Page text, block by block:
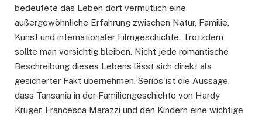
bedeutete das Leben dort vermutlich eine
außergewöhnliche Erfahrung zwischen Natur, Familie,
Kunst und internationaler Filmgeschichte. Trotzdem
sollte man vorsichtig bleiben. Nicht jede romantische
Beschreibung dieses Lebens lässt sich direkt als
gesicherter Fakt übernehmen. Seriös ist die Aussage,
dass Tansania in der Familiengeschichte von Hardy
Krüger, Francesca Marazzi und den Kindern eine wichtige